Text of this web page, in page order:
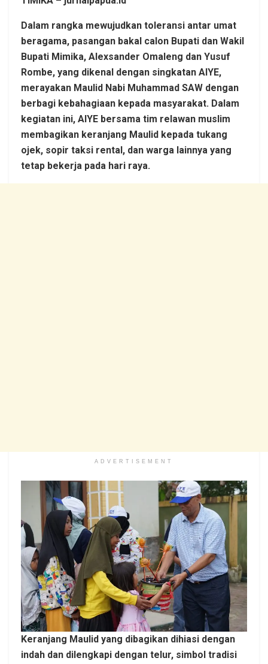
Dalam rangka mewujudkan toleransi antar umat
beragama, pasangan bakal calon Bupati dan Wakil
Bupati Mimika, Alexsander Omaleng dan Yusuf
Rombe, yang dikenal dengan singkatan AIYE,
merayakan Maulid Nabi Muhammad SAW dengan
berbagi kebahagiaan kepada masyarakat. Dalam
kegiatan ini, AIYE bersama tim relawan muslim
membagikan keranjang Maulid kepada tukang
ojek, sopir taksi rental, dan warga lainnya yang
tetap bekerja pada hari raya.
ADVERTISEMENT
Keranjang Maulid yang dibagikan dihiasi dengan
indah dan dilengkapi dengan telur, simbol tradisi